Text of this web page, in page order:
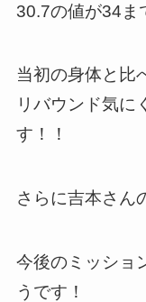
30.7の値が34ま
当初の身体と比
リバウンド気に
す！！
さらに吉本さん
今後のミッショ
うです！